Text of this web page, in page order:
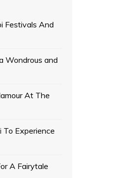
Festivals And
Wondrous and
At The
To Experience
A Fairytale